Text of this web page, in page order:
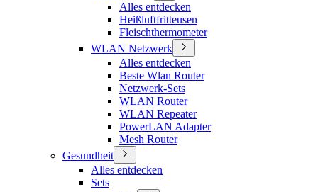
Alles entdecken
Heißluftfritteusen
Fleischthermometer
WLAN Netzwerk
Alles entdecken
Beste Wlan Router
Netzwerk-Sets
WLAN Router
WLAN Repeater
PowerLAN Adapter
Mesh Router
Gesundheit
Alles entdecken
Sets